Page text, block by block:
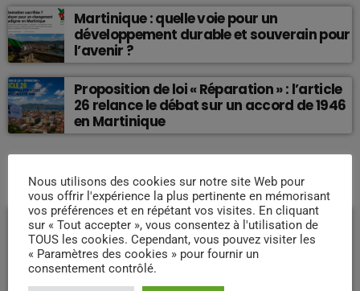
Martinique : quelle voie pour un
développement durable et souverain pour
l’avenir ?
Proposition de loi « Réparation » : l’article
26 relance le débat sur un accord de 1946
en Martinique
EMISSION EN COURS
Nous utilisons des cookies sur notre site Web pour
vous offrir l'expérience la plus pertinente en mémorisant
vos préférences et en répétant vos visites. En cliquant
sur « Tout accepter », vous consentez à l'utilisation de
TOUS les cookies. Cependant, vous pouvez visiter les
« Paramètres des cookies » pour fournir un
consentement contrôlé.